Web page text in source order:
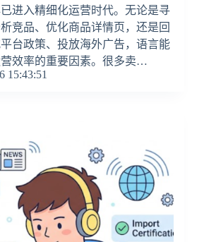
进入精细化运营时代。无论是寻
竞品、优化商品详情页，还是回
台政策、投放海外广告，语言能
效率的重要因素。很多卖…
15:43:51